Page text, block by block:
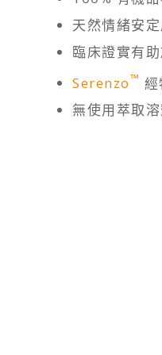
天然情緒安
臨床證實有
Serenzo™
無使用萃取